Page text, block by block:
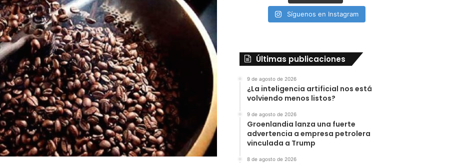
Síguenos en Instagram
Últimas publicaciones
9 de agosto de 2026
¿La inteligencia artificial nos está
volviendo menos listos?
9 de agosto de 2026
Groenlandia lanza una fuerte
advertencia a empresa petrolera
vinculada a Trump
8 de agosto de 2026